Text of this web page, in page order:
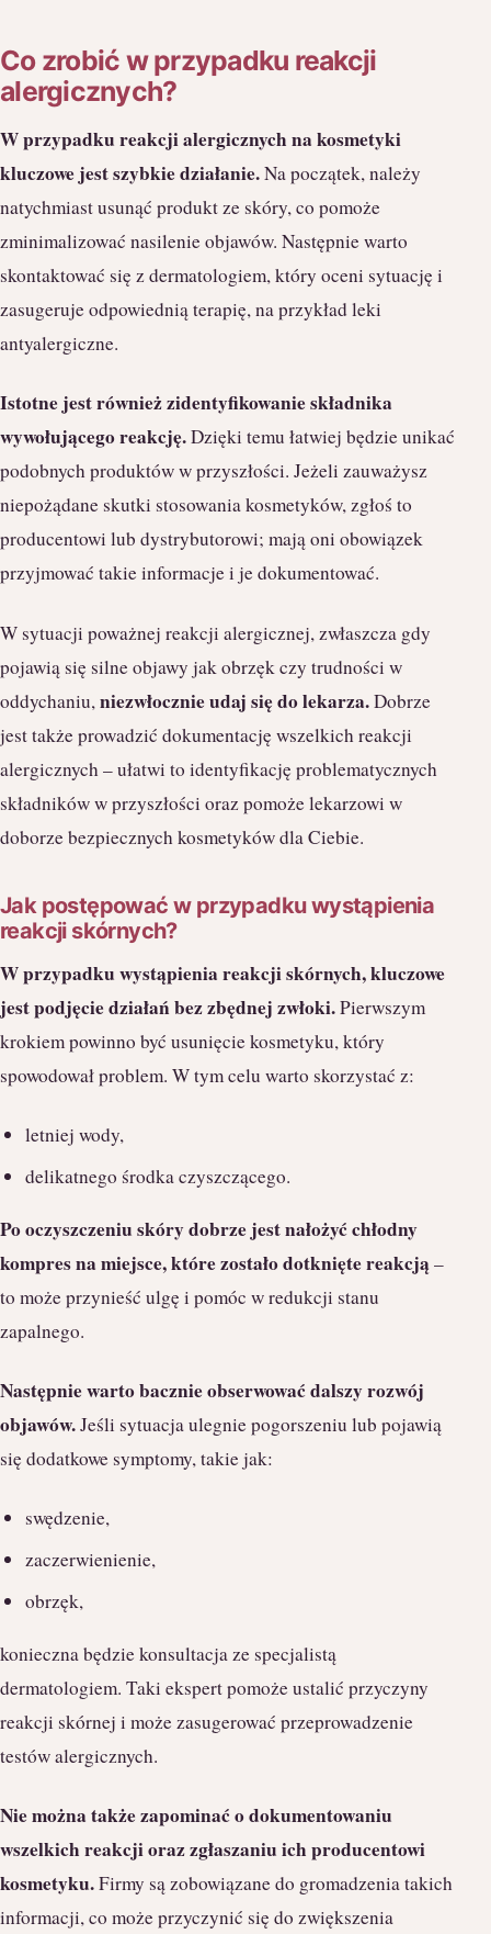
Co zrobić w przypadku reakcji
alergicznych?
W przypadku reakcji alergicznych na kosmetyki
kluczowe jest szybkie działanie.Na początek, należy
natychmiast usunąć produkt ze skóry, co pomoże
zminimalizować nasilenie objawów. Następnie warto
skontaktować się z dermatologiem, który oceni sytuację i
zasugeruje odpowiednią terapię, na przykład leki
antyalergiczne.
Istotne jest również zidentyfikowanie składnika
wywołującego reakcję.Dzięki temu łatwiej będzie unikać
podobnych produktów w przyszłości. Jeżeli zauważysz
niepożądane skutki stosowania kosmetyków, zgłoś to
producentowi lub dystrybutorowi; mają oni obowiązek
przyjmować takie informacje i je dokumentować.
W sytuacji poważnej reakcji alergicznej, zwłaszcza gdy
pojawią się silne objawy jak obrzęk czy trudności w
oddychaniu,niezwłocznie udaj się do lekarza.Dobrze
jest także prowadzić dokumentację wszelkich reakcji
alergicznych – ułatwi to identyfikację problematycznych
składników w przyszłości oraz pomoże lekarzowi w
doborze bezpiecznych kosmetyków dla Ciebie.
Jak postępować w przypadku wystąpienia
reakcji skórnych?
W przypadku wystąpienia reakcji skórnych, kluczowe
jest podjęcie działań bez zbędnej zwłoki.Pierwszym
krokiem powinno być usunięcie kosmetyku, który
spowodował problem. W tym celu warto skorzystać z:
letniej wody,
delikatnego środka czyszczącego.
Po oczyszczeniu skóry dobrze jest nałożyć chłodny
kompres na miejsce, które zostało dotknięte reakcją –
to może przynieść ulgę i pomóc w redukcji stanu
zapalnego.
Następnie warto bacznie obserwować dalszy rozwój
objawów.Jeśli sytuacja ulegnie pogorszeniu lub pojawią
się dodatkowe symptomy, takie jak:
swędzenie,
zaczerwienienie,
obrzęk,
konieczna będzie konsultacja ze specjalistą
dermatologiem. Taki ekspert pomoże ustalić przyczyny
reakcji skórnej i może zasugerować przeprowadzenie
testów alergicznych.
Nie można także zapominać o dokumentowaniu
wszelkich reakcji oraz zgłaszaniu ich producentowi
kosmetyku.Firmy są zobowiązane do gromadzenia takich
informacji, co może przyczynić się do zwiększenia